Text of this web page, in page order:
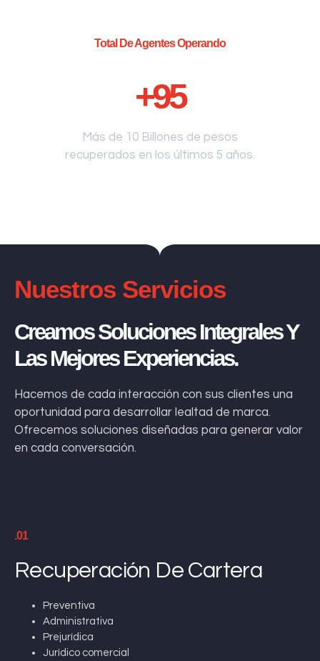
Total De Agentes Operando
+95
Más de 10 Billones de pesos
recuperados en los últimos 5 años.
Nuestros Servicios
Creamos Soluciones Integrales Y
Las Mejores Experiencias.
Hacemos de cada interacción con sus clientes una
oportunidad para desarrollar lealtad de marca.
Ofrecemos soluciones diseñadas para generar valor
en cada conversación.
.01
Recuperación De Cartera
Preventiva
Administrativa
Prejurídica
Jurídico comercial